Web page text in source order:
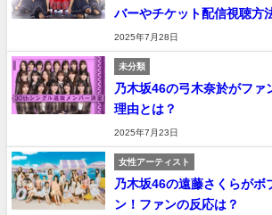
バーやチケット配信視聴方
2025年7月28日
未分類
乃木坂46の弓木奈於がファ
理由とは？
2025年7月23日
女性アーティスト
乃木坂46の遠藤さくらがボ
ン！ファンの反応は？